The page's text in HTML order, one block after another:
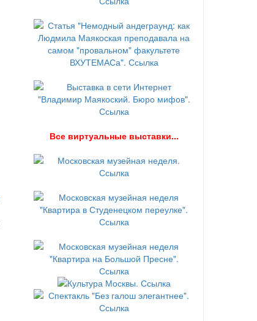
Все виртуальные выставки...